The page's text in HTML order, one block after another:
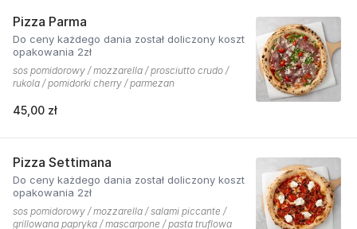
Pizza Parma
Do ceny każdego dania został doliczony koszt
opakowania 2zł
sos pomidorowy / mozzarella / prosciutto crudo /
rukola / pomidorki cherry / parmezan
45,00 zł
Pizza Settimana
Do ceny każdego dania został doliczony koszt
opakowania 2zł
sos pomidorowy / mozzarella / salami piccante /
grillowana papryka / mascarpone / pasta truflowa